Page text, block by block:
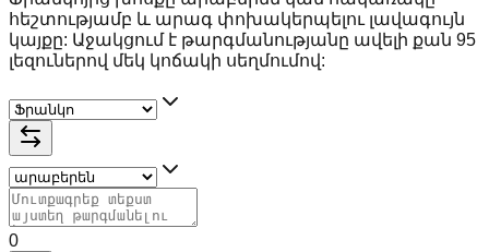
հեշտությամբ և արագ փոխակերպելու լավագույն
կայքը: Աջակցում է թարգմանությանը ավելի քան 95
լեզուներով մեկ կոճակի սեղմումով:
0